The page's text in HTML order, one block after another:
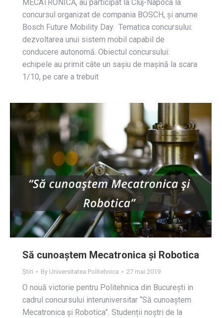
MECATRONICĂ, au participat la Cluj-Napoca la
concursul organizat de compania BOSCH, și anume
Bosch Future Mobility Day. Tematica concursului:
dezvoltarea unui sistem mobil capabil de
conducere autonomă. Obiectul concursului:
echipele au primit câte un sașiu de mașină la scara
1/10, pe care a trebuit
Să cunoaștem Mecatronica și Robotica
Știri By Universitatea Politehnica 27 mai 2019
O nouă victorie pentru Politehnica din București in
cadrul concursului interuniversitar “Să cunoaștem
Mecatronica și Robotica”. Studenții noștri de la